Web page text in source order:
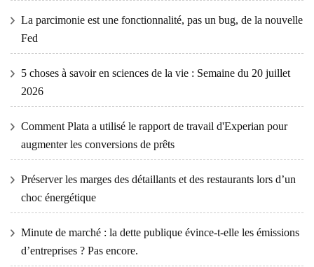
La parcimonie est une fonctionnalité, pas un bug, de la nouvelle
Fed
5 choses à savoir en sciences de la vie : Semaine du 20 juillet
2026
Comment Plata a utilisé le rapport de travail d'Experian pour
augmenter les conversions de prêts
Préserver les marges des détaillants et des restaurants lors d’un
choc énergétique
Minute de marché : la dette publique évince-t-elle les émissions
d’entreprises ? Pas encore.